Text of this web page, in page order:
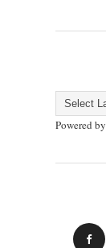
Powered by